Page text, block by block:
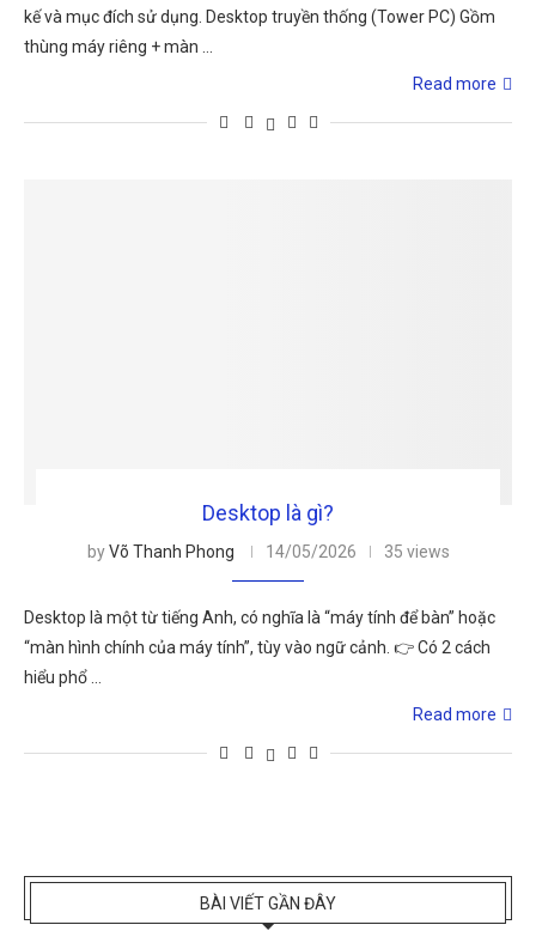
kế và mục đích sử dụng. Desktop truyền thống (Tower PC) Gồm
thùng máy riêng + màn …
Read more
Desktop là gì?
byVõ Thanh Phong 14/05/2026 35 views
Desktop là một từ tiếng Anh, có nghĩa là “máy tính để bàn” hoặc
“màn hình chính của máy tính”, tùy vào ngữ cảnh. 👉 Có 2 cách
hiểu phổ …
Read more
BÀI VIẾT GẦN ĐÂY